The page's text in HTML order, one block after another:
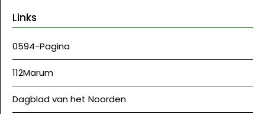
Links
0594-Pagina
112Marum
Dagblad van het Noorden